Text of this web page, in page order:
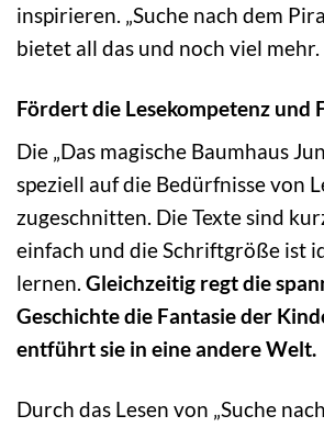
inspirieren. „Suche nach dem
bietet all das und noch viel mehr.
Fördert die Lesekompetenz und
Die „Das magische Baumhaus
speziell auf die Bedürfnisse von
zugeschnitten. Die Texte sind
einfach und die Schriftgröße ist
lernen. Gleichzeitig regt die
Geschichte die Fantasie der
entführt sie in eine andere Welt.
Durch das Lesen von „Suche